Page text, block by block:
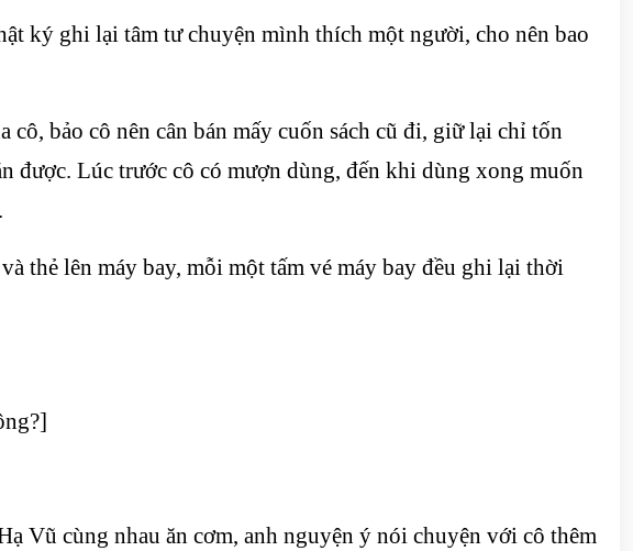
ký ghi lại tâm tư chuyện mình thích một người, cho nên bao
bảo cô nên cân bán mấy cuốn sách cũ đi, giữ lại chỉ tốn
được. Lúc trước cô có mượn dùng, đến khi dùng xong muốn
thẻ lên máy bay, mỗi một tấm vé máy bay đều ghi lại thời
Vũ cùng nhau ăn cơm, anh nguyện ý nói chuyện với cô thêm